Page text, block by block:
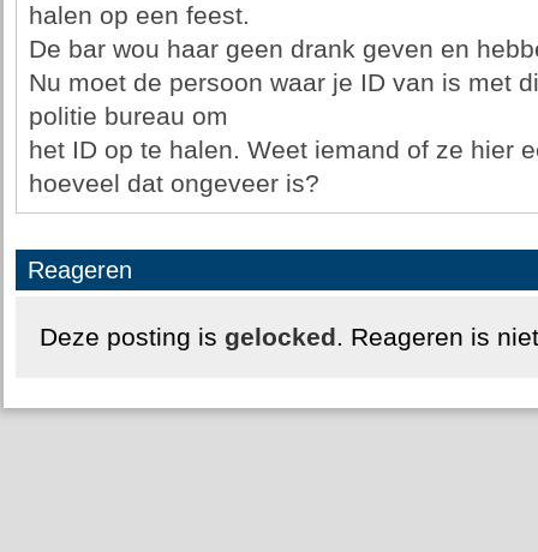
halen op een feest.
De bar wou haar geen drank geven en
Nu moet de persoon waar je ID van is met
politie bureau om
het ID op te halen. Weet iemand of ze hier
hoeveel dat ongeveer is?
Reageren
Deze posting is gelocked. Reageren is